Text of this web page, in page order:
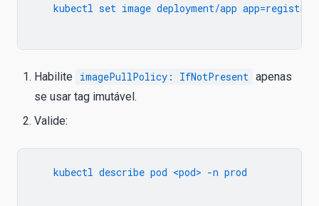
kubectl set image deployment/app
Habilite imagePullPolicy: IfNotPresent apenas
se usar tag imutável.
Valide:
   kubectl describe pod <pod> -n prod